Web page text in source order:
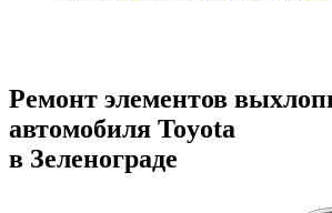
Ремонт элементов
автомобиля Toyota
в Зеленограде